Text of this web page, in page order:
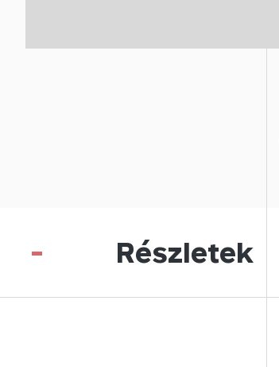
Részletek
-